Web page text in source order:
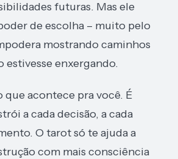
futuras. Mas ele
de escolha – muito pelo
mostrando caminhos
estivesse enxergando.
que acontece pra você. É
a cada decisão, a cada
O tarot só te ajuda a
com mais consciência